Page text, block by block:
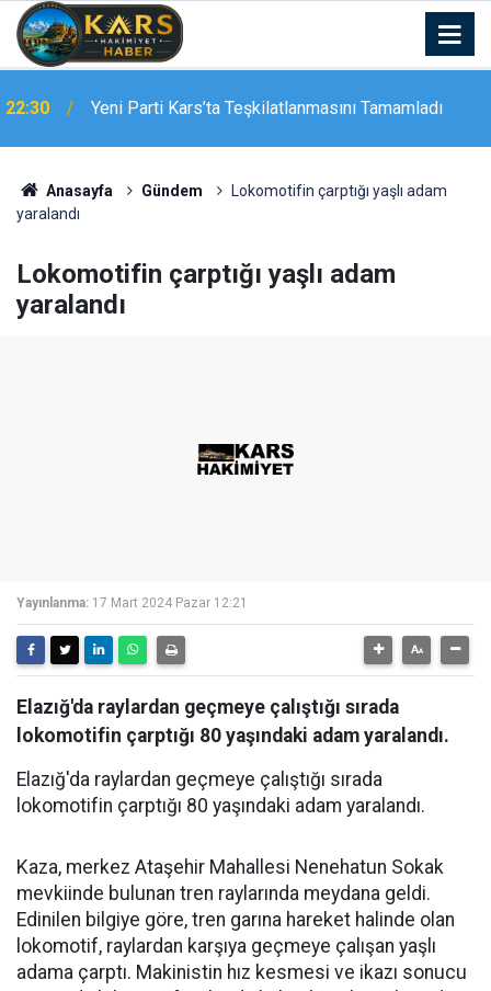
22:30 Yeni Parti Kars’ta Teşkilatlanmasını Tamamladı
22:10
Kuvvetli Yağış Uyarısı
Anasayfa Gündem
Lokomotifin çarptığı yaşlı adam
yaralandı
Lokomotifin çarptığı yaşlı adam
yaralandı
Yayınlanma: 17 Mart 2024 Pazar 12:21
Elazığ'da raylardan geçmeye çalıştığı sırada
lokomotifin çarptığı 80 yaşındaki adam yaralandı.
Elazığ'da raylardan geçmeye çalıştığı sırada
lokomotifin çarptığı 80 yaşındaki adam yaralandı.
Kaza, merkez Ataşehir Mahallesi Nenehatun Sokak
mevkiinde bulunan tren raylarında meydana geldi.
Edinilen bilgiye göre, tren garına hareket halinde olan
lokomotif, raylardan karşıya geçmeye çalışan yaşlı
adama çarptı. Makinistin hız kesmesi ve ikazı sonucu